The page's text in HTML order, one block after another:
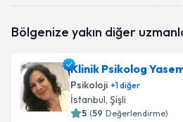
talebi oluşturun. Size bu
bilgilendireceğiz.
E-posta Adresiniz
Bölgenize yakın diğer
Klinik Psikolog
Psikoloji +1diğer
İstanbul, Şişli
5 (59 Değerlendirme)